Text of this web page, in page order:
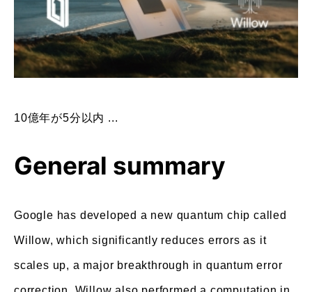
10億年が5分以内 ...
General summary
Google has developed a new quantum chip called
Willow, which significantly reduces errors as it
scales up, a major breakthrough in quantum error